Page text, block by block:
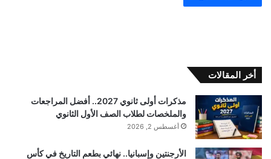
أخر المقالات
مذكرات أولى ثانوي 2027.. أفضل المراجعات
والملخصات لطلاب الصف الأول الثانوي
أغسطس 2, 2026
الأرجنتين وإسبانيا.. نهائي بطعم التاريخ في كأس